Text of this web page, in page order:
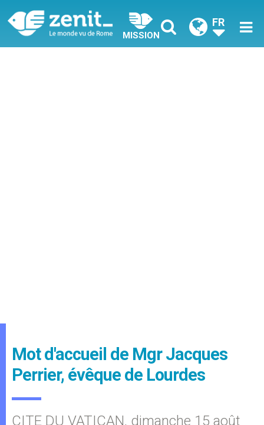
MISSION
FR
Mot d'accueil de Mgr Jacques
Perrier, évêque de Lourdes
CITE DU VATICAN, dimanche 15 août